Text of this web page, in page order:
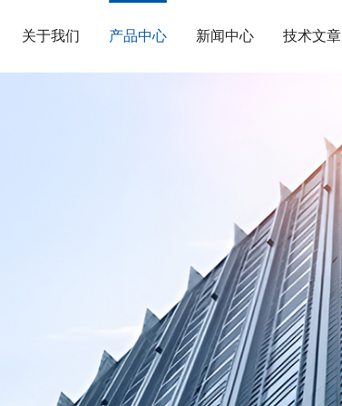
关于我们 产品中心 新闻中心 技术文章